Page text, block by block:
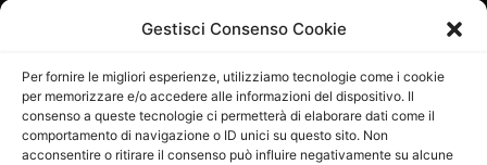
Gestisci Consenso Cookie
Per fornire le migliori esperienze, utilizziamo tecnologie come i cookie
per memorizzare e/o accedere alle informazioni del dispositivo. Il
consenso a queste tecnologie ci permetterà di elaborare dati come il
comportamento di navigazione o ID unici su questo sito. Non
acconsentire o ritirare il consenso può influire negativamente su alcune
29/09/2015
Direttore Editoriale: Maurizio Scaglione
Direttore Responsabile: Maria Calabrese